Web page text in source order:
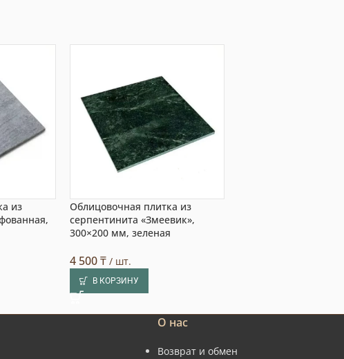
из
Облицовочная плитка из
серпентинита «Змеевик»,
300×200 мм, зеленая
4 500₸/ шт.
В КОРЗИНУ
О нас
Возврат и обмен